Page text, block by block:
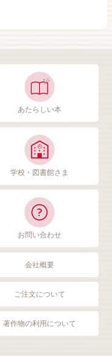
あたらしい本
学校・図書館さま
お問い合わせ
会社概要
ご注文について
著作物の利用について